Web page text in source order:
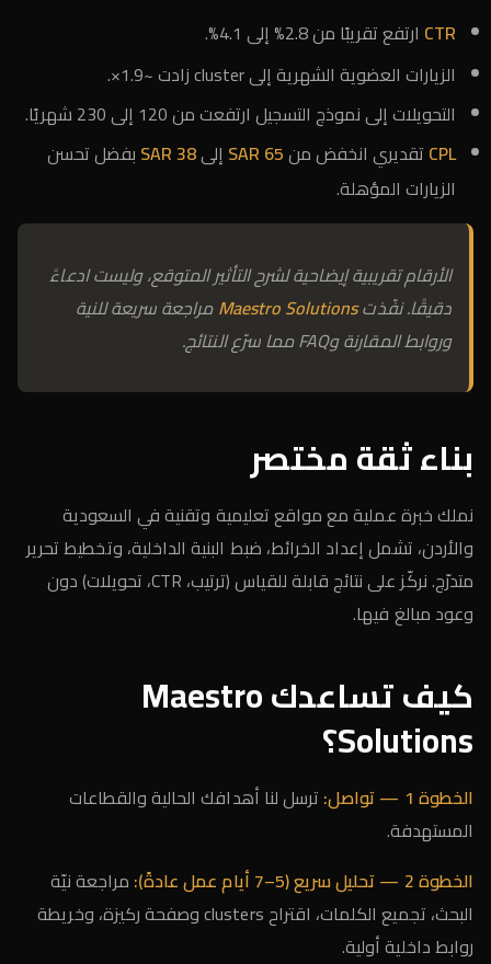
CTR ارتفع تقريبًا من 2.8% إلى 4.1%.
الزيارات العضوية الشهرية إلى cluster زادت ~1.9×.
التحويلات إلى نموذج التسجيل ارتفعت من 120 إلى 230 شهريًا.
CPL تقديري انخفض منSAR 65 إلىSAR 38 بفضل تحسن
الزيارات المؤهلة.
الأرقام تقريبية إيضاحية لشرح التأثير المتوقع، وليست ادعاءً
دقيقًا. نفّذتMaestro Solutionsمراجعة سريعة للنية
وروابط المقارنة وFAQ مما سرّع النتائج.
بناء ثقة مختصر
نملك خبرة عملية مع مواقع تعليمية وتقنية في السعودية
والأردن، تشمل إعداد الخرائط، ضبط البنية الداخلية، وتخطيط تحرير
متدرّج. نركّز على نتائج قابلة للقياس (ترتيب، CTR، تحويلات) دون
وعود مبالغ فيها.
كيف تساعدك Maestro
Solutions؟
الخطوة 1 — تواصل:
ترسل لنا أهدافك الحالية والقطاعات
المستهدفة.
الخطوة 2 — تحليل سريع (5–7 أيام عمل عادةً):
مراجعة نيّة
البحث، تجميع الكلمات، اقتراح clusters وصفحة ركيزة، وخريطة
روابط داخلية أولية.